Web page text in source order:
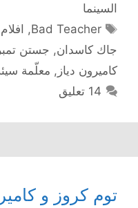
السينما
الوسوم
Bad Teacher
, افلام
جاك كاسدان, جستن
كاميرون دياز , معلّمة
14 تعليق
توم كروز و